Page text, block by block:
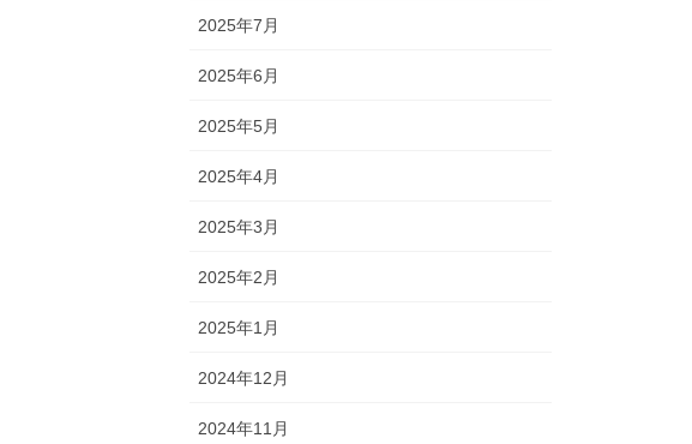
2025年7月
2025年6月
2025年5月
2025年4月
2025年3月
2025年2月
2025年1月
2024年12月
2024年11月